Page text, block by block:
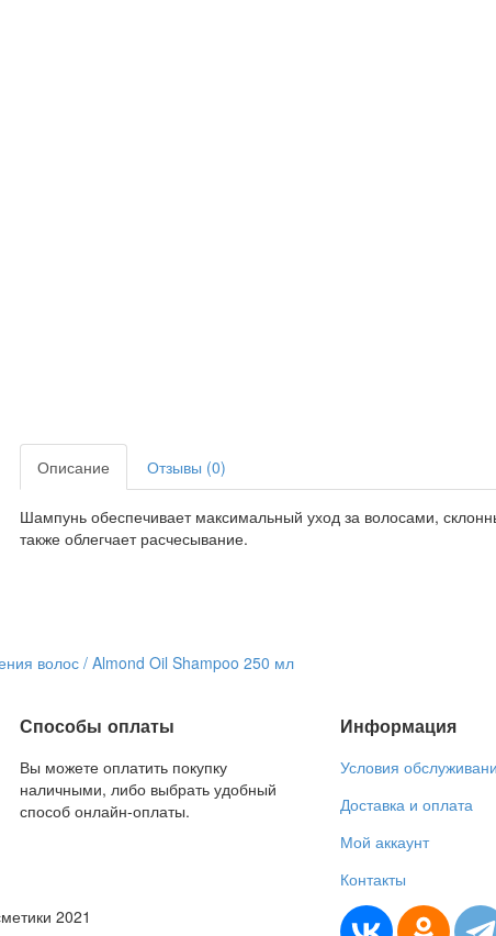
Описание Отзывы (0)
Шампунь обеспечивает максимальный уход за волосами,
также облегчает расчесывание.
волос / Almond Oil Shampoo 250 мл
Способы оплаты
Вы можете оплатить покупку
наличными, либо выбрать удобный
способ онлайн-оплаты.
Информация
Условия
Доставка и оплата
Мой аккаунт
Контакты
2021